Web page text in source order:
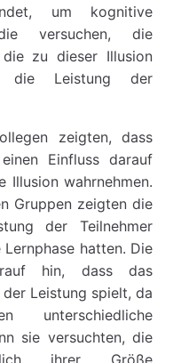
um kognitive
versuchen, die
die zu dieser Illusion
die Leistung der
zeigten, dass
Einfluss darauf
Illusion wahrnehmen.
Gruppen zeigten die
der Teilnehmer
hatten. Die
hin, dass das
Leistung spielt, da
unterschiedliche
sie versuchten, die